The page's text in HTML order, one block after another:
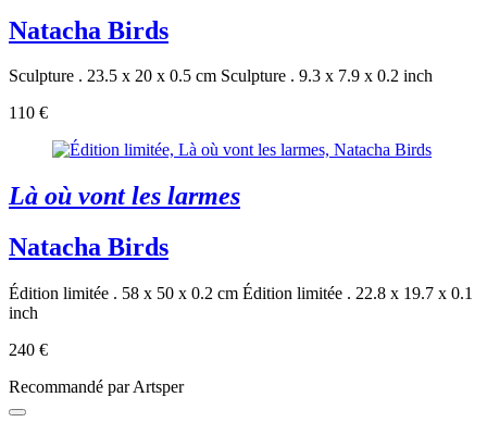
Natacha Birds
Sculpture . 23.5 x 20 x 0.5 cm Sculpture . 9.3 x 7.9 x 0.2 inch
110 €
Là où vont les larmes
Natacha Birds
Édition limitée . 58 x 50 x 0.2 cm Édition limitée . 22.8 x 19.7 x 0.1
inch
240 €
Recommandé par Artsper